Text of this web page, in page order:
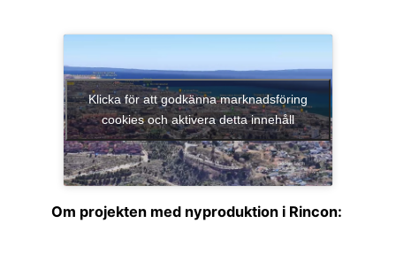
Klicka för att godkänna marknadsföring
cookies och aktivera detta innehåll
Om projekten med nyproduktion i Rincon: